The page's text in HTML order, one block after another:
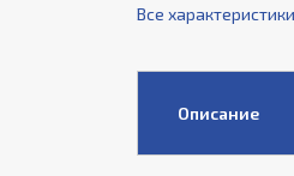
Все характеристики
Описание